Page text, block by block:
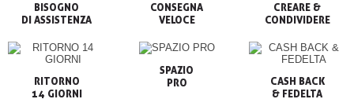
BISOGNO
CONSEGNA
VELOCE
CREARE &
CONDIVIDERE
RITORNO
14 GIORNI
SPAZIO
PRO
CASH BACK
& FEDELTA